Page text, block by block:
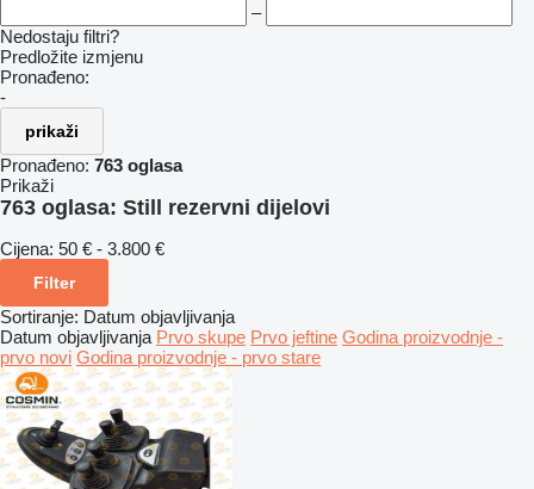
–
Nedostaju filtri?
Predložite izmjenu
Pronađeno:
-
prikaži
Pronađeno: 763 oglasa
Prikaži
763 oglasa: Still rezervni dijelovi
Cijena: 50 € - 3.800 €
Filter
Sortiranje: Datum objavljivanja
Datum objavljivanja Prvo skupe Prvo jeftine Godina proizvodnje -
prvo novi Godina proizvodnje - prvo stare